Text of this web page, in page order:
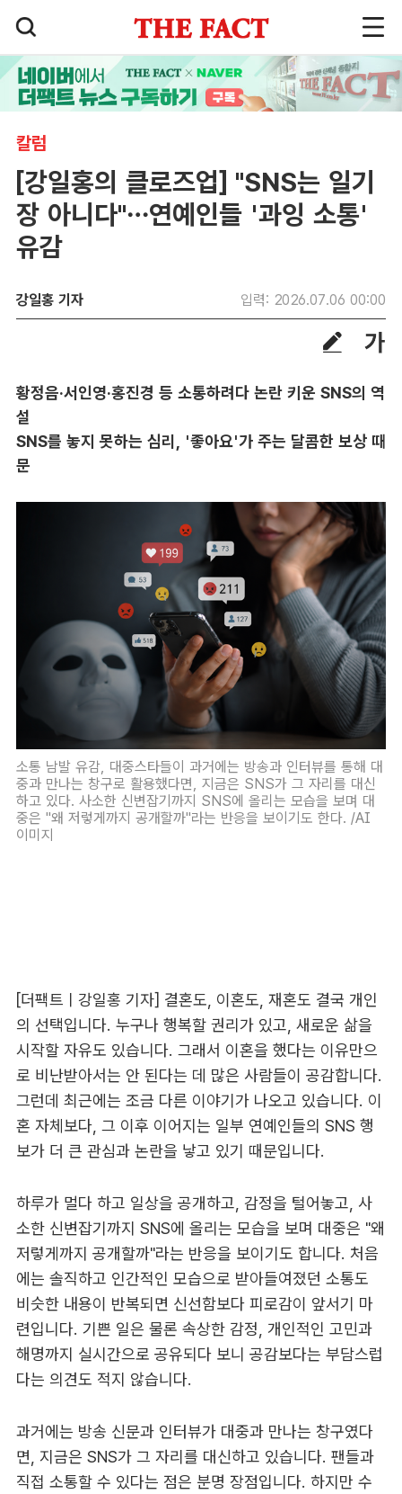
칼럼
[강일홍의 클로즈업] "SNS는 일기
장 아니다"…연예인들 '과잉 소통'
유감
강일홍 기자 입력: 2026.07.06 00:00
황정음·서인영·홍진경 등 소통하려다 논란 키운 SNS의 역
설
SNS를 놓지 못하는 심리, '좋아요'가 주는 달콤한 보상 때
문
소통 남발 유감, 대중스타들이 과거에는 방송과 인터뷰를 통해 대
중과 만나는 창구로 활용했다면, 지금은 SNS가 그 자리를 대신
하고 있다. 사소한 신변잡기까지 SNS에 올리는 모습을 보며 대
중은 "왜 저렇게까지 공개할까"라는 반응을 보이기도 한다. /AI
이미지
[더팩트ㅣ강일홍 기자] 결혼도, 이혼도, 재혼도 결국 개인
의 선택입니다. 누구나 행복할 권리가 있고, 새로운 삶을
시작할 자유도 있습니다. 그래서 이혼을 했다는 이유만으
로 비난받아서는 안 된다는 데 많은 사람들이 공감합니다.
그런데 최근에는 조금 다른 이야기가 나오고 있습니다. 이
혼 자체보다, 그 이후 이어지는 일부 연예인들의 SNS 행
보가 더 큰 관심과 논란을 낳고 있기 때문입니다.
하루가 멀다 하고 일상을 공개하고, 감정을 털어놓고, 사
소한 신변잡기까지 SNS에 올리는 모습을 보며 대중은 "왜
저렇게까지 공개할까"라는 반응을 보이기도 합니다. 처음
에는 솔직하고 인간적인 모습으로 받아들여졌던 소통도
비슷한 내용이 반복되면 신선함보다 피로감이 앞서기 마
련입니다. 기쁜 일은 물론 속상한 감정, 개인적인 고민과
해명까지 실시간으로 공유되다 보니 공감보다는 부담스럽
다는 의견도 적지 않습니다.
과거에는 방송 신문과 인터뷰가 대중과 만나는 창구였다
면, 지금은 SNS가 그 자리를 대신하고 있습니다. 팬들과
직접 소통할 수 있다는 점은 분명 장점입니다. 하지만 수